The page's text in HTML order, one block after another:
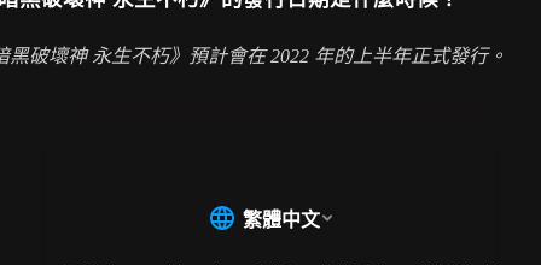
黑破壞神 永生不朽》預計會在 2022 年的上半年正式發行。